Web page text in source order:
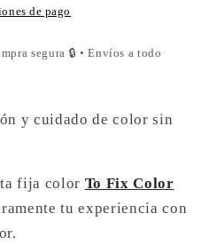
de pago
segura 🔒 • Envíos a todo
y cuidado de color sin
fija color To Fix Color
tu experiencia con